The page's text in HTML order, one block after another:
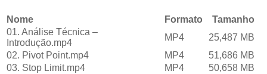
Nome Formato
Tamanho
01. Análise Técnica –
Introdução.mp4
MP4
25,487 MB
02. Pivot Point.mp4
MP4
51,686 MB
03. Stop Limit.mp4
MP4
50,658 MB